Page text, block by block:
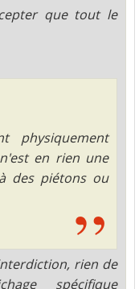
que tout le
physiquement
en rien une
des piétons ou
rien de
spécifique